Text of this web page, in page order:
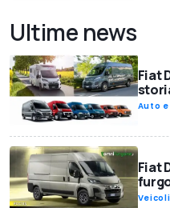
Ultime news
Fiat
Auto
Fiat